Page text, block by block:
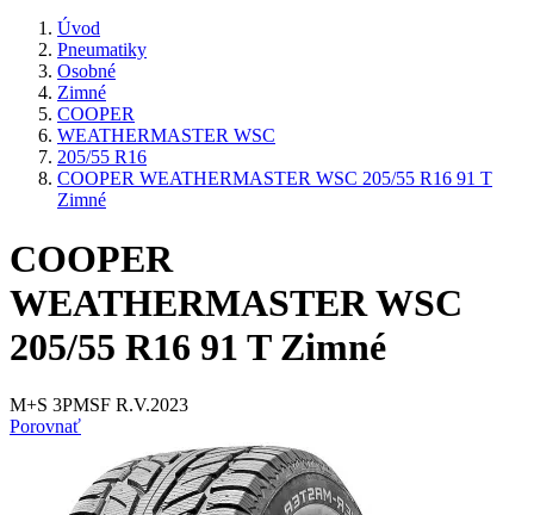
Úvod
Pneumatiky
Osobné
Zimné
COOPER
WEATHERMASTER WSC
205/55 R16
COOPER WEATHERMASTER WSC 205/55 R16 91 T
Zimné
COOPER
WEATHERMASTER WSC
205/55 R16 91 T Zimné
M+S 3PMSF R.V.2023
Porovnať